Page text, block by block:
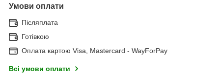
Умови оплати
Післяплата
Готівкою
Оплата картою Visa, Mastercard - WayForPay
Всі умови оплати